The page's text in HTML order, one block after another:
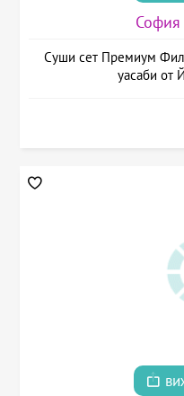
София
Суши сет Премиум
уасаби от